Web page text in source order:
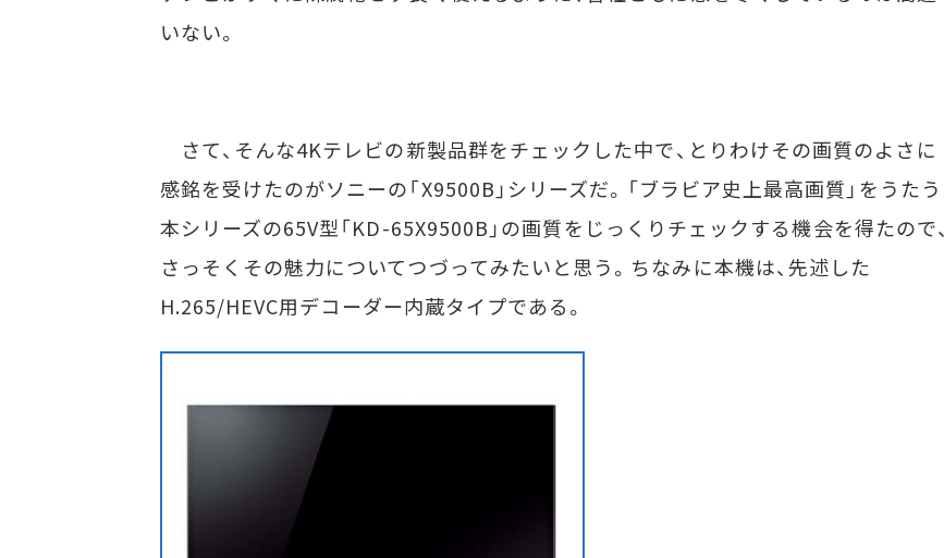
いない。
さて、そんな4Kテレビの新製品群をチェックした中で、とりわけその画質のよさに
感銘を受けたのがソニーの「X9500B」シリーズだ。「ブラビア史上最高画質」をうたう
本シリーズの65V型「KD-65X9500B」の画質をじっくりチェックする機会を得たので、
さっそくその魅力についてつづってみたいと思う。ちなみに本機は、先述した
H.265/HEVC用デコーダー内蔵タイプである。